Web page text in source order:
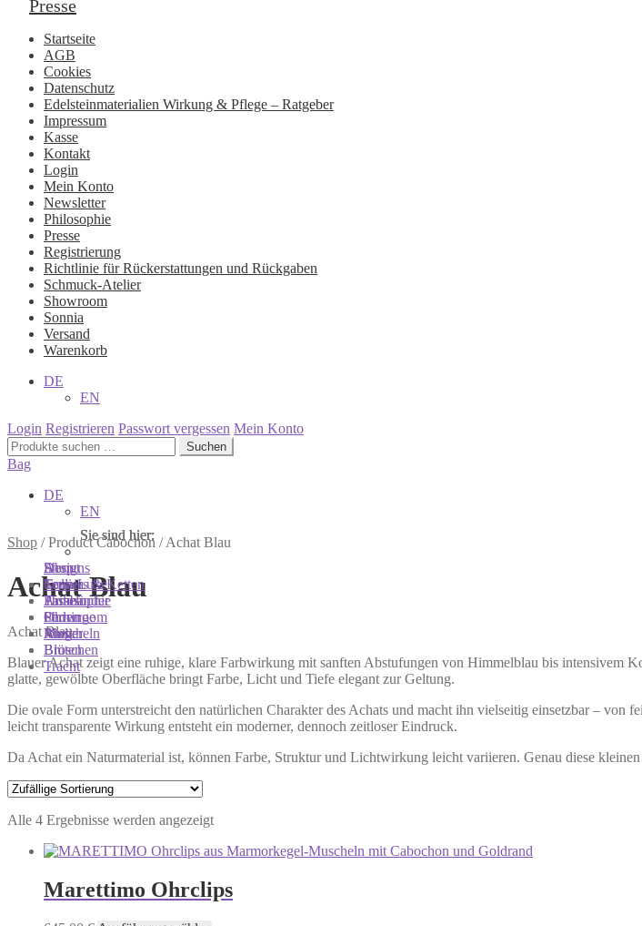
Presse
Startseite
AGB
Cookies
Datenschutz
Edelsteinmaterialien Wirkung & Pflege – Ratgeber
Impressum
Kasse
Kontakt
Login
Mein Konto
Newsletter
Philosophie
Presse
Registrierung
Richtlinie für Rückerstattungen und Rückgaben
Schmuck-Atelier
Showroom
Sonnia
Versand
Warenkorb
DE
EN
Login Registrieren Passwort vergessen Mein Konto
Suchen
nach:
Suchen
Bag
DE
EN
Shop /Product Cabochon /Achat Blau
Achat Blau
Achat Blau
Blauer Achat zeigt eine ruhige, klare Farbwirkung mit sanften Abstufungen von Himmelblau bis intensivem
glatte, gewölbte Oberfläche bringt Farbe, Licht und Tiefe elegant zur Geltung.
Die ovale Form unterstreicht den natürlichen Charakter des Achats und macht ihn vielseitig einsetzbar –
leicht transparente Wirkung entsteht ein moderner, dennoch zeitloser Eindruck.
Da Achat ein Naturmaterial ist, können Farbe, Struktur und Lichtwirkung leicht variieren. Genau diese
Alle 4 Ergebnisse werden angezeigt
Marettimo Ohrclips
Sie sind hier:
Shop
Colliers & Ketten
Armbänder
Ohrringe
Ringe
Broschen
Sie sind hier:
Designs
Terra Luxe
Tasseln
Perlen
Muscheln
Blüten
Tracht
Sie sind hier:
About
Sonnia
Philosophie
Showroom
Atelier